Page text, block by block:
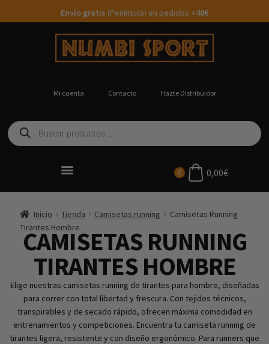
Envío gratis (Península) en pedidos +40€
Mi cuenta Contacto Hazte Distribuidor
0 0,00€
Inicio Tienda Camisetas running
Camisetas Running
Tirantes Hombre
CAMISETAS RUNNING
TIRANTES HOMBRE
Elige nuestras camisetas running de tirantes para hombre, diseñadas
para correr con total libertad y frescura. Con tejidos técnicos,
transpirables y de secado rápido, ofrecen máxima comodidad en
entrenamientos y competiciones. Encuentra tu camiseta running de
tirantes ligera, resistente y con diseño ergonómico. Para runners que